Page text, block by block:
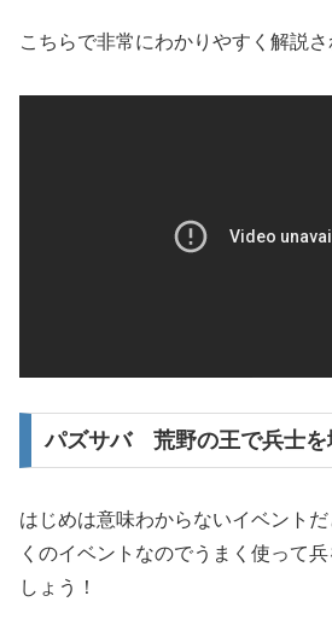
こちらで非常にわかりやすく解説さ
パズサバ 荒野の王で兵士を
はじめは意味わからないイベント
くのイベントなのでうまく使って
しょう！